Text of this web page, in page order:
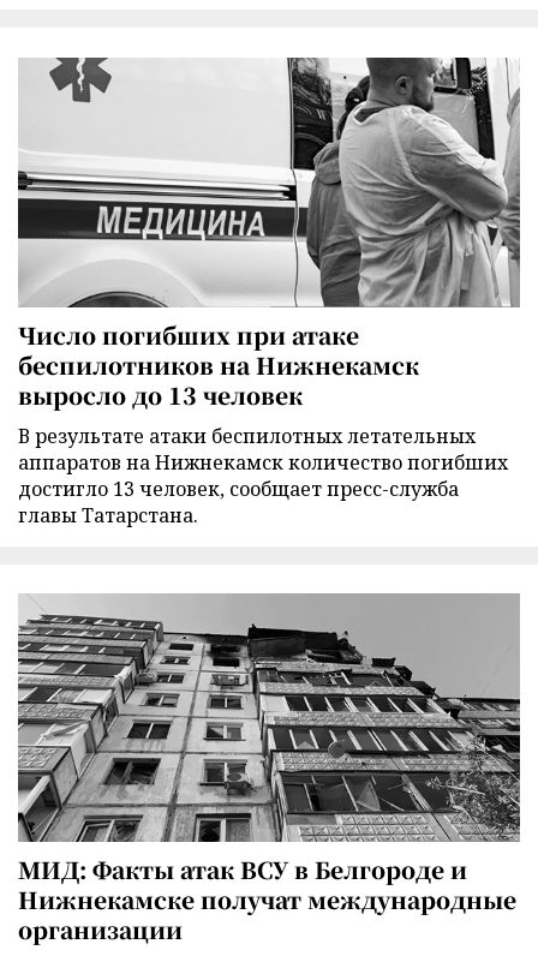
Число погибших при атаке
беспилотников на Нижнекамск
выросло до 13 человек
В результате атаки беспилотных летательных
аппаратов на Нижнекамск количество погибших
достигло 13 человек, сообщает пресс-служба
главы Татарстана.
МИД: Факты атак ВСУ в Белгороде и
Нижнекамске получат международные
организации